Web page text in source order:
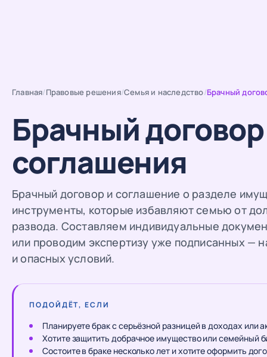
Главная/Правовые решения/Семья и наследство/Брачный
Брачный
соглашения
Брачный договор и соглашение о разделе
инструменты, которые избавляют семью от
развода. Составляем индивидуальные
или проводим экспертизу уже подписанных —
и опасных условий.
ПОДОЙДЁТ, ЕСЛИ
Планируете брак с серьёзной разницей в доходах или
Хотите защитить добрачное имущество или семейный
Состоите в браке несколько лет и хотите оформить